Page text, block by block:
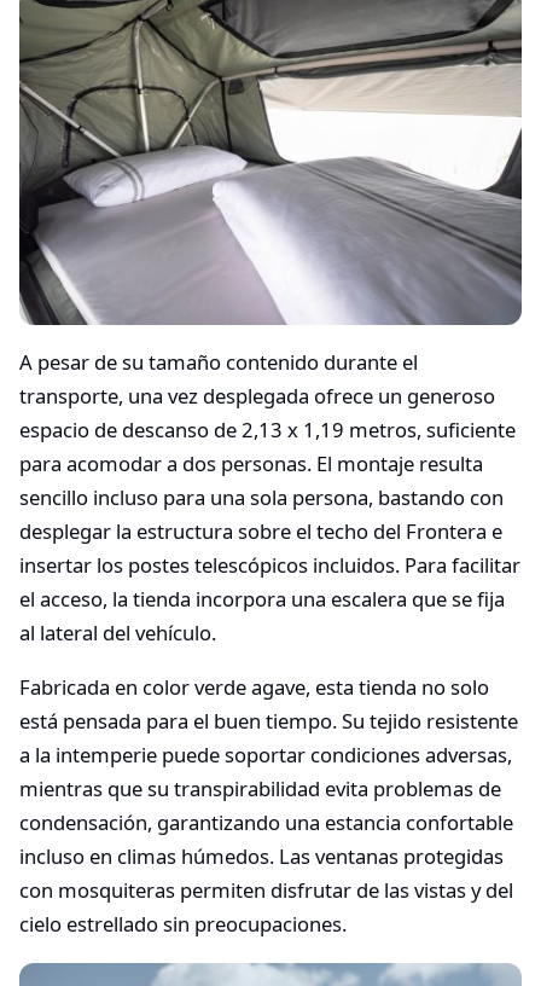
A pesar de su tamaño contenido durante el
transporte, una vez desplegada ofrece un generoso
espacio de descanso de 2,13 x 1,19 metros, suficiente
para acomodar a dos personas. El montaje resulta
sencillo incluso para una sola persona, bastando con
desplegar la estructura sobre el techo del Frontera e
insertar los postes telescópicos incluidos. Para facilitar
el acceso, la tienda incorpora una escalera que se fija
al lateral del vehículo.
Fabricada en color verde agave, esta tienda no solo
está pensada para el buen tiempo. Su tejido resistente
a la intemperie puede soportar condiciones adversas,
mientras que su transpirabilidad evita problemas de
condensación, garantizando una estancia confortable
incluso en climas húmedos. Las ventanas protegidas
con mosquiteras permiten disfrutar de las vistas y del
cielo estrellado sin preocupaciones.